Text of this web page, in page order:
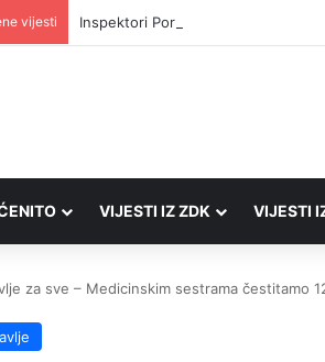
vijesti Inspektori Porezne uprave FBiH na
VIJESTI IZ ZDK VIJESTI
za sve – Medicinskim sestrama čestitamo